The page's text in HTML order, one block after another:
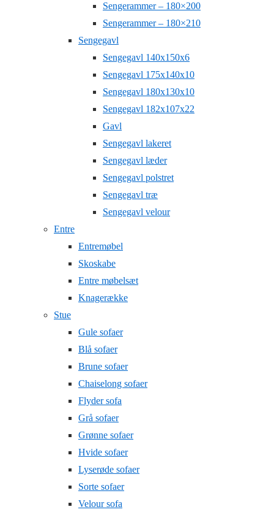
Sengerammer – 180×200
Sengerammer – 180×210
Sengegavl
Sengegavl 140x150x6
Sengegavl 175x140x10
Sengegavl 180x130x10
Sengegavl 182x107x22
Gavl
Sengegavl lakeret
Sengegavl læder
Sengegavl polstret
Sengegavl træ
Sengegavl velour
Entre
Entremøbel
Skoskabe
Entre møbelsæt
Knagerække
Stue
Gule sofaer
Blå sofaer
Brune sofaer
Chaiselong sofaer
Flyder sofa
Grå sofaer
Grønne sofaer
Hvide sofaer
Lyserøde sofaer
Sorte sofaer
Velour sofa